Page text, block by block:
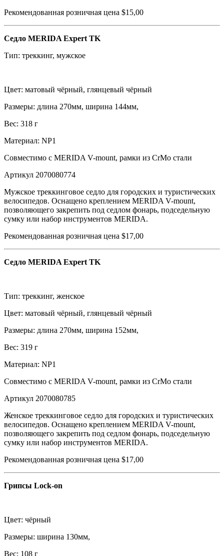
Рекомендованная розничная цена $15,00
Седло MERIDA Expert TK
Тип: треккинг, мужское
Цвет: матовый чёрный, глянцевый чёрный
Размеры: длина 270мм, ширина 144мм,
Вес: 318 г
Материал: NP1
Совместимо с MERIDA V-mount, рамки из CrMo стали
Артикул 2070080774
Мужское треккинговое седло для городских и туристических
велосипедов. Оснащено креплением MERIDA V-mount,
позволяющего закрепить под седлом фонарь, подседельную
сумку или набор инструментов MERIDA.
Рекомендованная розничная цена $17,00
Седло MERIDA Expert TK
Тип: треккинг, женское
Цвет: матовый чёрный, глянцевый чёрный
Размеры: длина 270мм, ширина 152мм,
Вес: 319 г
Материал: NP1
Совместимо с MERIDA V-mount, рамки из CrMo стали
Артикул 2070080785
Женское треккинговое седло для городских и туристических
велосипедов. Оснащено креплением MERIDA V-mount,
позволяющего закрепить под седлом фонарь, подседельную
сумку или набор инструментов MERIDA.
Рекомендованная розничная цена $17,00
Грипсы Lock-on
Цвет: чёрный
Размеры: ширина 130мм,
Вес: 108 г